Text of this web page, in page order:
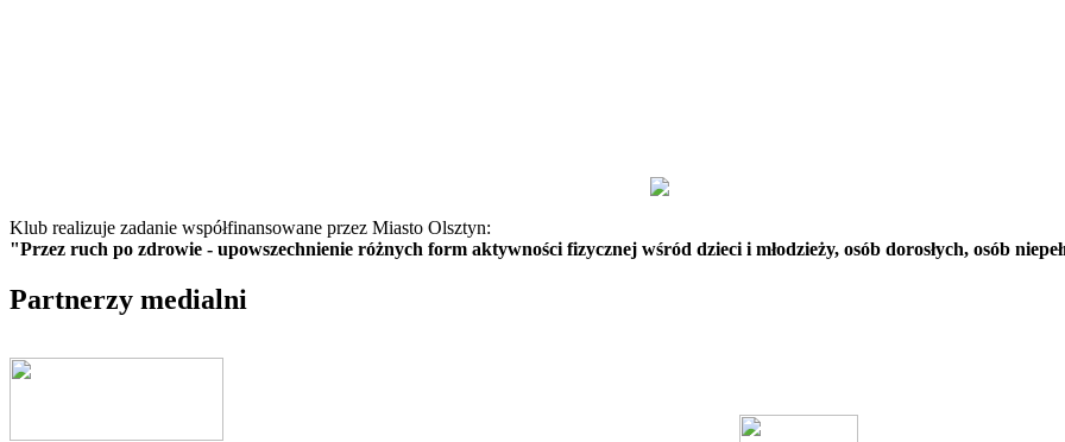
Klub realizuje zadanie współfinansowane przez Miasto Olsztyn:
"Przez ruch po zdrowie - upowszechnienie różnych form aktywności fizycznej wśród dzieci i młodzieży, osób dorosłych, osób
Partnerzy medialni